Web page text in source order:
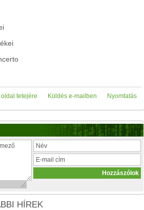
Nyomtatás
Küldés e-mailben
oldal tetejére
HÍREK